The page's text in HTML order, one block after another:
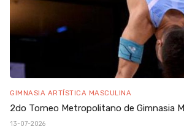
GIMNASIA ARTÍSTICA MASCULINA
2do Torneo Metropolitano de Gimnasia
13-07-2026